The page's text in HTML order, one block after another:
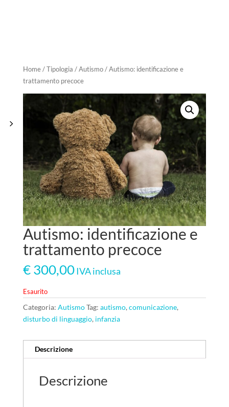
Home/Tipologia /Autismo/ Autismo: identificazione e
trattamento precoce
Autismo: identificazione e
trattamento precoce
€300,00 IVA inclusa
Esaurito
Categoria: AutismoTag: autismo, comunicazione,
disturbo di linguaggio, infanzia
Descrizione
Descrizione